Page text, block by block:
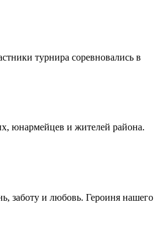
турнира соревновались в
юнармейцев и жителей района.
заботу и любовь. Героиня нашего